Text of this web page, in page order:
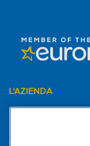
L'AZIENDA
AREA CLIENTI